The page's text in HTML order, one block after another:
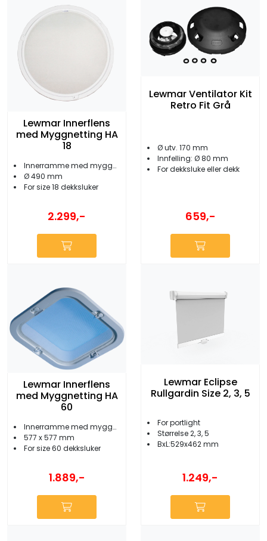
Lewmar Innerflens
med Myggnetting HA
18
Innerramme med myggnett
Ø 490 mm
For size 18 dekksluker
2.299,-
Lewmar Ventilator Kit
Retro Fit Grå
Ø utv. 170 mm
Innfelling: Ø 80 mm
For dekksluke eller dekk
659,-
Lewmar Innerflens
med Myggnetting HA
60
Innerramme med myggnett
577 x 577 mm
For size 60 dekksluker
1.889,-
Lewmar Eclipse
Rullgardin Size 2, 3, 5
For portlight
Størrelse 2, 3, 5
BxL:529x462 mm
1.249,-